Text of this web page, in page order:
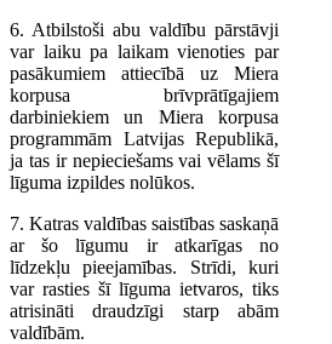
6. Atbilstoši abu valdību pārstāvji
var laiku pa laikam vienoties par
pasākumiem attiecībā uz Miera
korpusa brīvprātīgajiem
darbiniekiem un Miera korpusa
programmām Latvijas Republikā,
ja tas ir nepieciešams vai vēlams šī
līguma izpildes nolūkos.
7. Katras valdības saistības saskaņā
ar šo līgumu ir atkarīgas no
līdzekļu pieejamības. Strīdi, kuri
var rasties šī līguma ietvaros, tiks
atrisināti draudzīgi starp abām
valdībām.